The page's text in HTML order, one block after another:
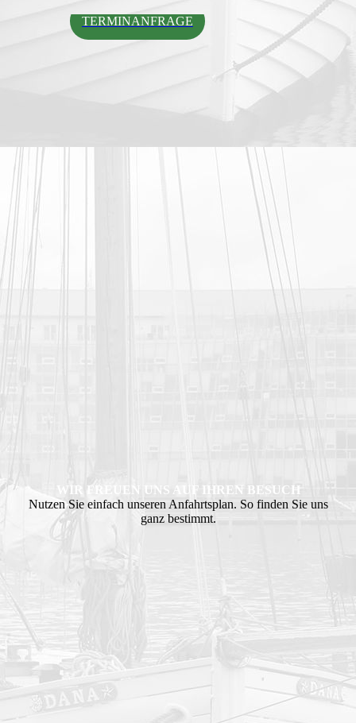
TERMINANFRAGE
WIR FREUEN UNS AUF IHREN BESUCH
Nutzen Sie einfach unseren Anfahrtsplan. So finden Sie uns
ganz bestimmt.